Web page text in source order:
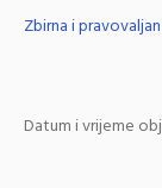
Zbirna i
Datum i vrijeme